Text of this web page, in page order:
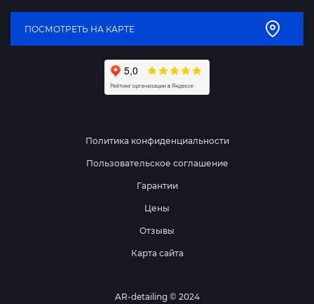
ПОСМОТРЕТЬ НА КАРТЕ
AR-detailing © 2024
Политика конфиденциальности
Пользовательское соглашение
Гарантии
Цены
Отзывы
Карта сайта